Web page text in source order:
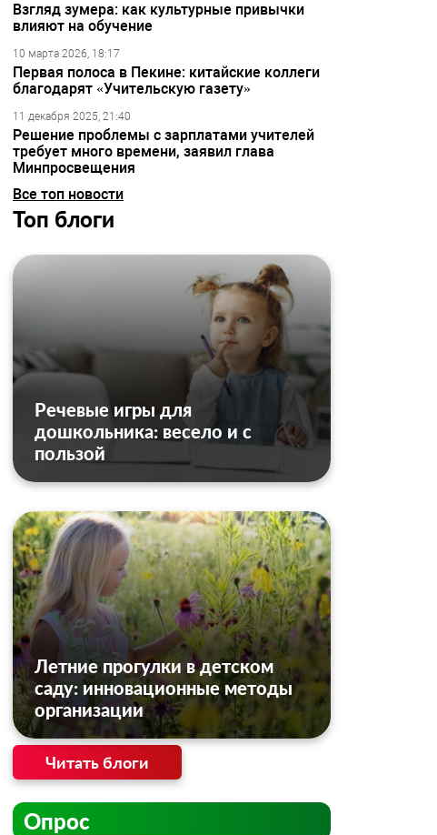
Взгляд зумера: как культурные привычки
влияют на обучение
10 марта 2026, 18:17
Первая полоса в Пекине: китайские коллеги
благодарят «Учительскую газету»
11 декабря 2025, 21:40
Решение проблемы с зарплатами учителей
требует много времени, заявил глава
Минпросвещения
Все топ новости
Топ блоги
Речевые игры для
дошкольника: весело и с
пользой
Летние прогулки в детском
саду: инновационные методы
организации
Читать блоги
Опрос